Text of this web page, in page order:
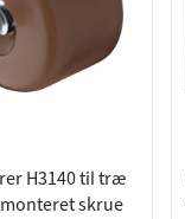
H3140 til træ
skrue